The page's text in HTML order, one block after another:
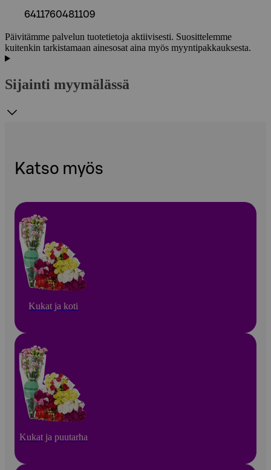
6411760481109
Päivitämme palvelun tuotetietoja aktiivisesti. Suosittelemme
kuitenkin tarkistamaan ainesosat aina myös myyntipakkauksesta.
Sijainti myymälässä
Katso myös
Kukat ja koti
Kukat ja puutarha